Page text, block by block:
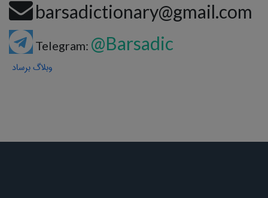
barsadictionary@gmail.com
Telegram: @Barsadic
وبلاگ برساد